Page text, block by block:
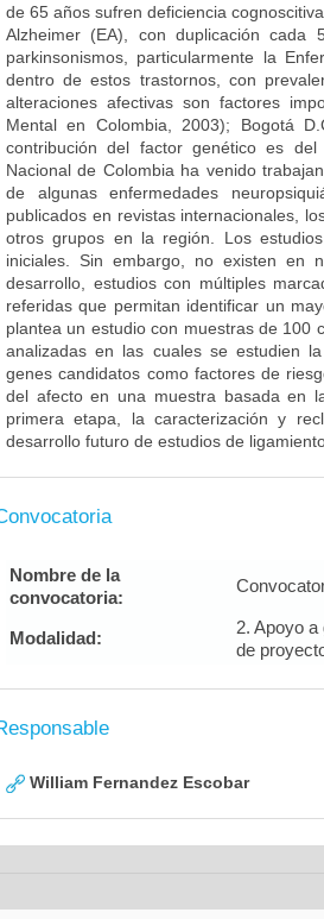
de 65 años sufren deficiencia
Alzheimer (EA), con duplicación
parkinsonismos, particularmente la
dentro de estos trastornos, con
alteraciones afectivas son factores
Mental en Colombia, 2003); Bogotá
contribución del factor genético es
Nacional de Colombia ha venido
de algunas enfermedades
publicados en revistas internacionales,
otros grupos en la región. Los
iniciales. Sin embargo, no existen en
desarrollo, estudios con múltiples
referidas que permitan identificar un
plantea un estudio con muestras de 100
analizadas en las cuales se estudien
genes candidatos como factores de
del afecto en una muestra basada en
primera etapa, la caracterización y
desarrollo futuro de estudios de
Nombre de la
convocatoria:
Modalidad:
2. Apoyo
de
William Fernandez Escobar